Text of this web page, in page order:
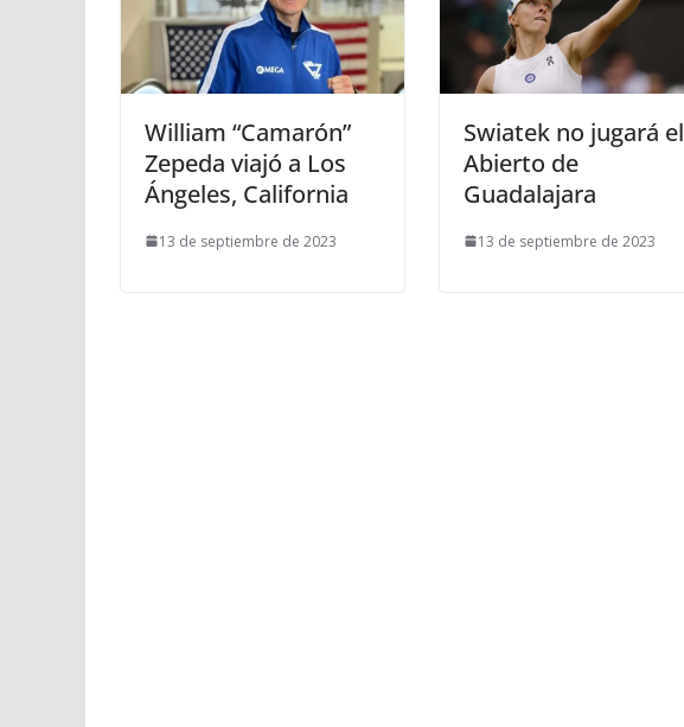
William “Camarón”
Zepeda viajó a Los
Ángeles, California
13 de septiembre de 2023
Swiatek no jugará el
Abierto de
Guadalajara
13 de septiembre de 2023